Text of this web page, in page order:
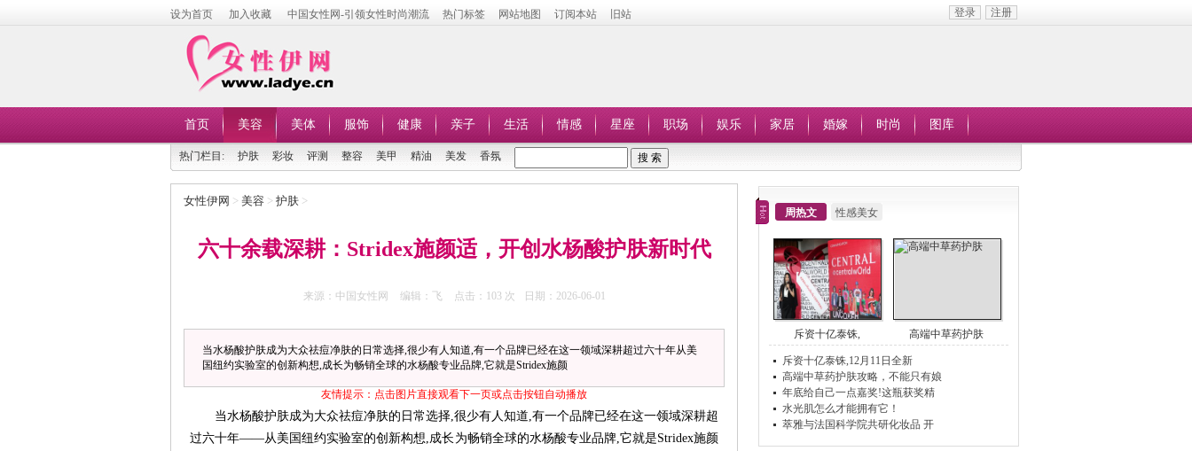
设为首页 加入收藏 中国女性网-引领女性时尚潮流 热门标签 网站地图 订阅本站 旧站 登录 注册
首页 美容 美体 服饰 健康 亲子 生活 情感 星座 职场 娱乐 家居 婚嫁 时尚 图库
热门栏目: 护肤 彩妆 评测 整容 美甲 精油 美发 香氛
女性伊网 > 美容 > 护肤 >
六十余载深耕：Stridex施颜适，开创水杨酸护肤新时代
来源：中国女性网 编辑：飞 点击： 103 次 日期：2026-06-01
当水杨酸护肤成为大众祛痘净肤的日常选择,很少有人知道,有一个品牌已经在这一领域深耕超过六十年从美
国纽约实验室的创新构想,成长为畅销全球的水杨酸专业品牌,它就是Stridex施颜
友情提示：点击图片直接观看下一页或点击按钮自动播放
当水杨酸护肤成为大众祛痘净肤的日常选择,很少有人知道,有一个品牌已经在这一领域深耕超
过六十年——从美国纽约实验室的创新构想,成长为畅销全球的水杨酸专业品牌,它就是Stridex施颜
周热文 性感美女
斥资十亿泰铢, 高端中草药护肤
斥资十亿泰铢,12月11日全新
CENTRA
高端中草药护肤攻略，不能只有娘
年底给自己一点嘉奖!这瓶获奖精
水光肌怎么才能拥有它！
萃雅与法国科学院共研化妆品 开